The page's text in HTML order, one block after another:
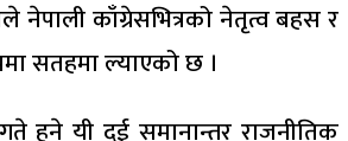
नेपाली काँग्रेसभित्रको नेतृत्व बहस र
सतहमा ल्याएको छ ।
हुने यी दुई समानान्तर राजनीतिक